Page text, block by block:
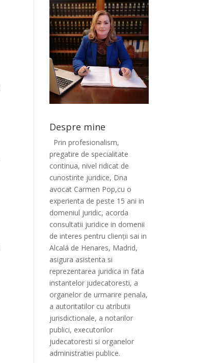
Despre mine
Prin profesionalism,
pregatire de specialitate
continua, nivel ridicat de
cunostinte juridice, Dna
avocat Carmen Pop,cu o
experienta de peste 15 ani in
domeniul juridic, acorda
consultatii juridice in domenii
de interes pentru clienții sai in
Alcalá de Henares, Madrid,
asigura asistenta si
reprezentarea juridica in fata
instantelor judecatoresti, a
organelor de urmarire penala,
a autoritatilor cu atributii
jurisdictionale, a notarilor
publici, executorilor
judecatoresti si organelor
administratiei publice.